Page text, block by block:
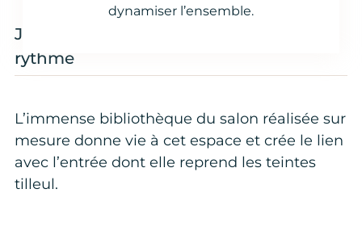
dynamiser l’ensemble.
Jouer avec les volumes et créer du
rythme
L’immense bibliothèque du salon réalisée sur
mesure donne vie à cet espace et crée le lien
avec l’entrée dont elle reprend les teintes
tilleul.